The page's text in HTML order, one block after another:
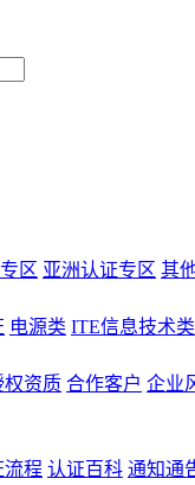
区 亚洲认证专区 其
电源类 ITE信息技术类
权资质 合作客户 企业
流程 认证百科 通知通